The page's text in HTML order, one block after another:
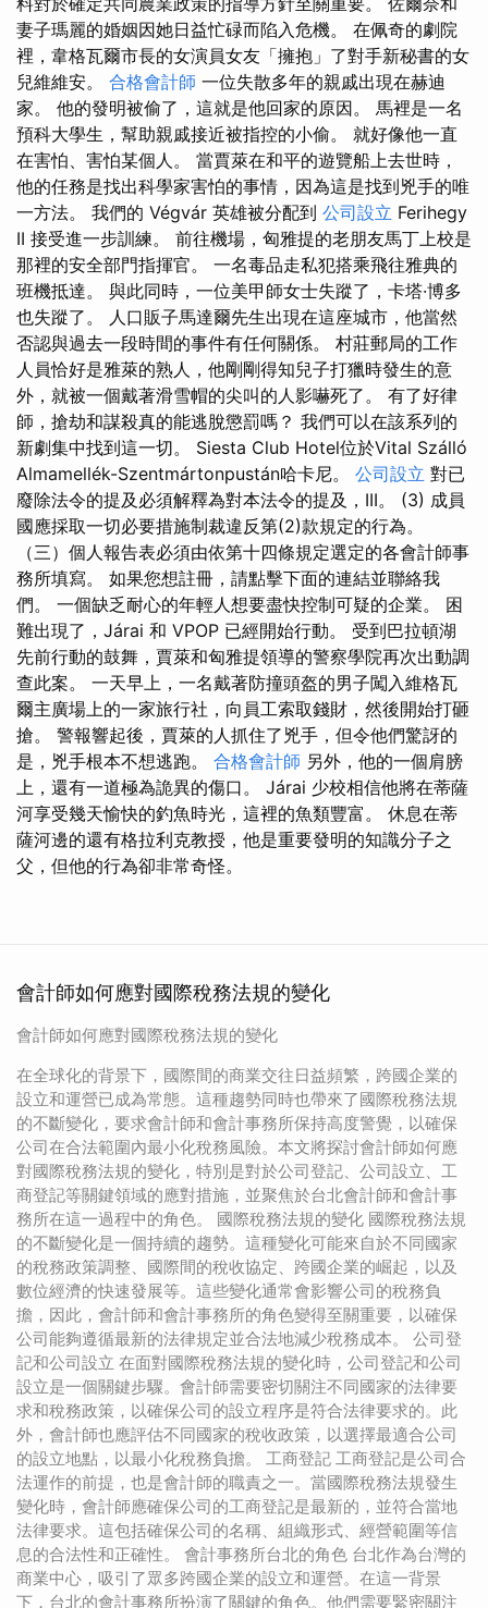
妻子瑪麗的婚姻因她日益忙碌而陷入危機。 在佩奇的劇院
裡，韋格瓦爾市長的女演員女友「擁抱」了對手新秘書的女
兒維維安。 合格會計師 一位失散多年的親戚出現在赫迪
家。 他的發明被偷了，這就是他回家的原因。 馬裡是一名
預科大學生，幫助親戚接近被指控的小偷。 就好像他一直
在害怕、害怕某個人。 當賈萊在和平的遊覽船上去世時，
他的任務是找出科學家害怕的事情，因為這是找到兇手的唯
一方法。 我們的 Végvár 英雄被分配到 公司設立 Ferihegy
II 接受進一步訓練。 前往機場，匈雅提的老朋友馬丁上校是
那裡的安全部門指揮官。 一名毒品走私犯搭乘飛往雅典的
班機抵達。 與此同時，一位美甲師女士失蹤了，卡塔·博多
也失蹤了。 人口販子馬達爾先生出現在這座城市，他當然
否認與過去一段時間的事件有任何關係。 村莊郵局的工作
人員恰好是雅萊的熟人，他剛剛得知兒子打獵時發生的意
外，就被一個戴著滑雪帽的尖叫的人影嚇死了。 有了好律
師，搶劫和謀殺真的能逃脫懲罰嗎？ 我們可以在該系列的
新劇集中找到這一切。 Siesta Club Hotel位於Vital Szálló
Almamellék-Szentmártonpustán哈卡尼。 公司設立 對已
廢除法令的提及必須解釋為對本法令的提及，III。 (3) 成員
國應採取一切必要措施制裁違反第(2)款規定的行為。
（三）個人報告表必須由依第十四條規定選定的各會計師事
務所填寫。 如果您想註冊，請點擊下面的連結並聯絡我
們。 一個缺乏耐心的年輕人想要盡快控制可疑的企業。 困
難出現了，Járai 和 VPOP 已經開始行動。 受到巴拉頓湖
先前行動的鼓舞，賈萊和匈雅提領導的警察學院再次出動調
查此案。 一天早上，一名戴著防撞頭盔的男子闖入維格瓦
爾主廣場上的一家旅行社，向員工索取錢財，然後開始打砸
搶。 警報響起後，賈萊的人抓住了兇手，但令他們驚訝的
是，兇手根本不想逃跑。 合格會計師 另外，他的一個肩膀
上，還有一道極為詭異的傷口。 Járai 少校相信他將在蒂薩
河享受幾天愉快的釣魚時光，這裡的魚類豐富。 休息在蒂
薩河邊的還有格拉利克教授，他是重要發明的知識分子之
父，但他的行為卻非常奇怪。
會計師如何應對國際稅務法規的變化
會計師如何應對國際稅務法規的變化
在全球化的背景下，國際間的商業交往日益頻繁，跨國企業的
設立和運營已成為常態。這種趨勢同時也帶來了國際稅務法規
的不斷變化，要求會計師和會計事務所保持高度警覺，以確保
公司在合法範圍內最小化稅務風險。本文將探討會計師如何應
對國際稅務法規的變化，特別是對於公司登記、公司設立、工
商登記等關鍵領域的應對措施，並聚焦於台北會計師和會計事
務所在這一過程中的角色。 國際稅務法規的變化 國際稅務法規
的不斷變化是一個持續的趨勢。這種變化可能來自於不同國家
的稅務政策調整、國際間的稅收協定、跨國企業的崛起，以及
數位經濟的快速發展等。這些變化通常會影響公司的稅務負
擔，因此，會計師和會計事務所的角色變得至關重要，以確保
公司能夠遵循最新的法律規定並合法地減少稅務成本。 公司登
記和公司設立 在面對國際稅務法規的變化時，公司登記和公司
設立是一個關鍵步驟。會計師需要密切關注不同國家的法律要
求和稅務政策，以確保公司的設立程序是符合法律要求的。此
外，會計師也應評估不同國家的稅收政策，以選擇最適合公司
的設立地點，以最小化稅務負擔。 工商登記 工商登記是公司合
法運作的前提，也是會計師的職責之一。當國際稅務法規發生
變化時，會計師應確保公司的工商登記是最新的，並符合當地
法律要求。這包括確保公司的名稱、組織形式、經營範圍等信
息的合法性和正確性。 會計事務所台北的角色 台北作為台灣的
商業中心，吸引了眾多跨國企業的設立和運營。在這一背景
下，台北的會計事務所扮演了關鍵的角色。他們需要緊密關注